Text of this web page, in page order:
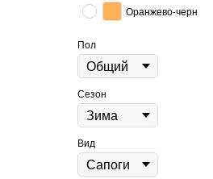
Оранжево-черный
Пол
Сезон
Вид